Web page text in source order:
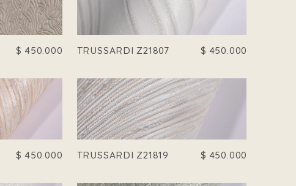
$ 450.000 TRUSSARDI Z21807 $ 450.000
$ 450.000 TRUSSARDI Z21819 $ 450.000